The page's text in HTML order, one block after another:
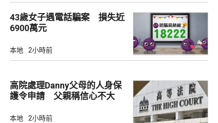
43歲女子遇電話騙案 損失近
6900萬元
本地 2小時前
高院處理Danny父母的人身保
護令申請 父親稱信心不大
本地 2小時前